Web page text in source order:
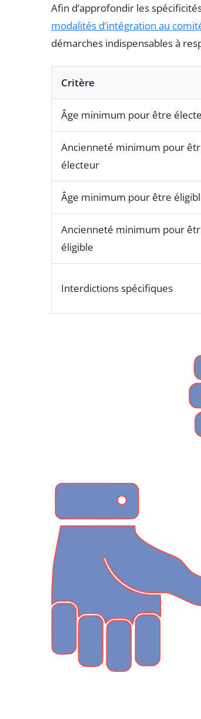
Afin d’approfondir les
modalités d’intégration au
démarches indispensables à
Critère
Âge minimum pour être
Ancienneté minimum pour
électeur
Âge minimum pour être
Ancienneté minimum pour
éligible
Interdictions spécifiques